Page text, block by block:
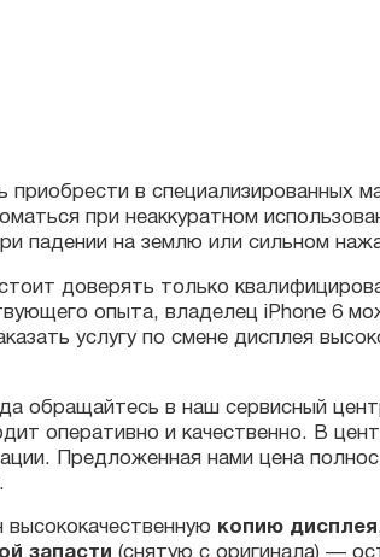
при неаккуратном использовании.
доверять только
опыта, владелец iPhone 6 может
услугу по смене дисплея
в наш сервисный центр.
и качественно. В центре
Предложенная нами цена полностью
копию дисплея, с
(снятую с оригинала) —